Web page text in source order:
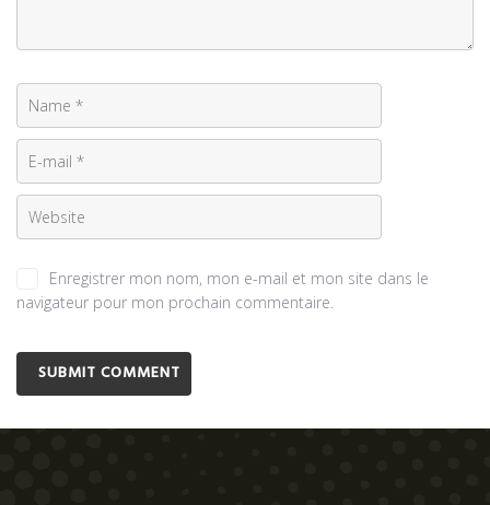
Enregistrer mon nom, mon e-mail et mon site dans le
navigateur pour mon prochain commentaire.